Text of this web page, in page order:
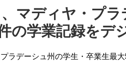
マディヤ・プ
の学業記録をデ
ラデーシュ州の学生・卒業生最